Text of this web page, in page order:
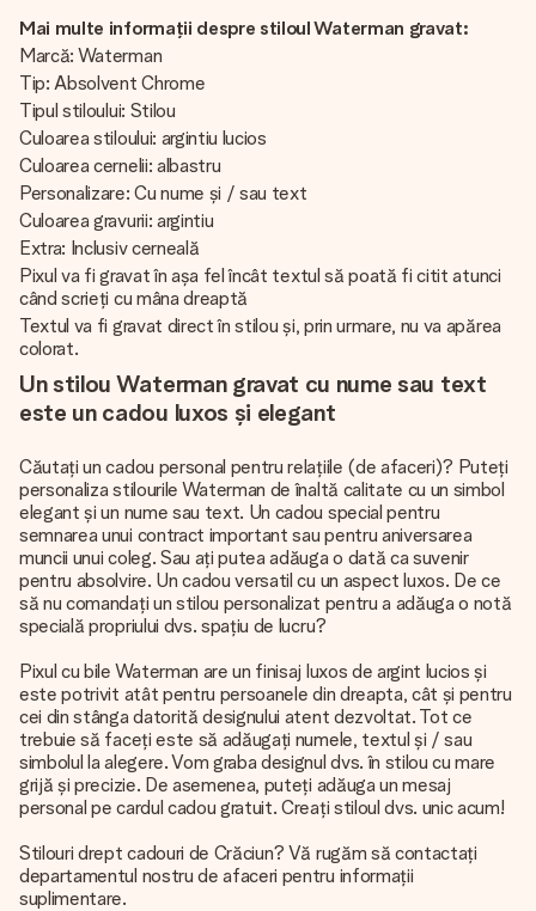
Mai multe informații despre stiloul Waterman gravat:
Marcă: Waterman
Tip: Absolvent Chrome
Tipul stiloului: Stilou
Culoarea stiloului: argintiu lucios
Culoarea cernelii: albastru
Personalizare: Cu nume și / sau text
Culoarea gravurii: argintiu
Extra: Inclusiv cerneală
Pixul va fi gravat în așa fel încât textul să poată fi citit atunci
când scrieți cu mâna dreaptă
Textul va fi gravat direct în stilou și, prin urmare, nu va apărea
colorat.
Un stilou Waterman gravat cu nume sau text
este un cadou luxos și elegant
Căutați un cadou personal pentru relațiile (de afaceri)? Puteți
personaliza stilourile Waterman de înaltă calitate cu un simbol
elegant și un nume sau text. Un cadou special pentru
semnarea unui contract important sau pentru aniversarea
muncii unui coleg. Sau ați putea adăuga o dată ca suvenir
pentru absolvire. Un cadou versatil cu un aspect luxos. De ce
să nu comandați un stilou personalizat pentru a adăuga o notă
specială propriului dvs. spațiu de lucru?
Pixul cu bile Waterman are un finisaj luxos de argint lucios și
este potrivit atât pentru persoanele din dreapta, cât și pentru
cei din stânga datorită designului atent dezvoltat. Tot ce
trebuie să faceți este să adăugați numele, textul și / sau
simbolul la alegere. Vom graba designul dvs. în stilou cu mare
grijă și precizie. De asemenea, puteți adăuga un mesaj
personal pe cardul cadou gratuit. Creați stiloul dvs. unic acum!
Stilouri drept cadouri de Crăciun? Vă rugăm să contactați
departamentul nostru de afaceri pentru informații
suplimentare.